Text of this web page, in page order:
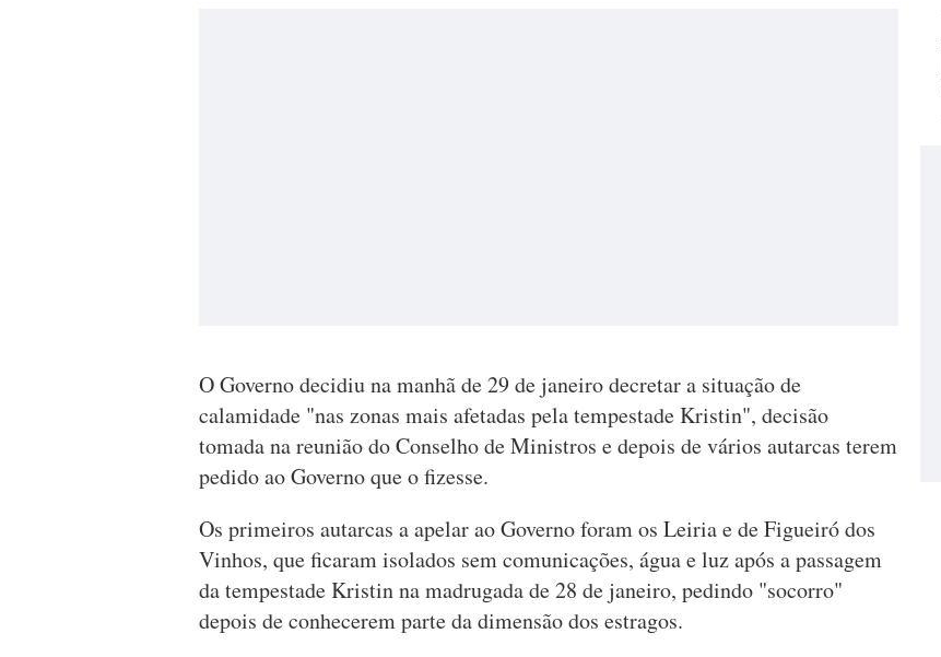
O Governo decidiu na manhã de 29 de janeiro decretar a situação de
calamidade "nas zonas mais afetadas pela tempestade Kristin", decisão
tomada na reunião do Conselho de Ministros e depois de vários autarcas terem
pedido ao Governo que o fizesse.
Os primeiros autarcas a apelar ao Governo foram os Leiria e de Figueiró dos
Vinhos, que ficaram isolados sem comunicações, água e luz após a passagem
da tempestade Kristin na madrugada de 28 de janeiro, pedindo "socorro"
depois de conhecerem parte da dimensão dos estragos.